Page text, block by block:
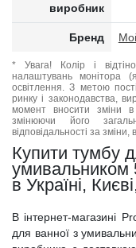
виробник
Бренд
* Увага! Колір і
налаштувань монітора
освітлення. З метою
ринку і законодавства,
момент вносити зміни в
змінюючи його
відповідальності за
Купити тумбу
в Україні,
В інтернет-магазині
для ванної з